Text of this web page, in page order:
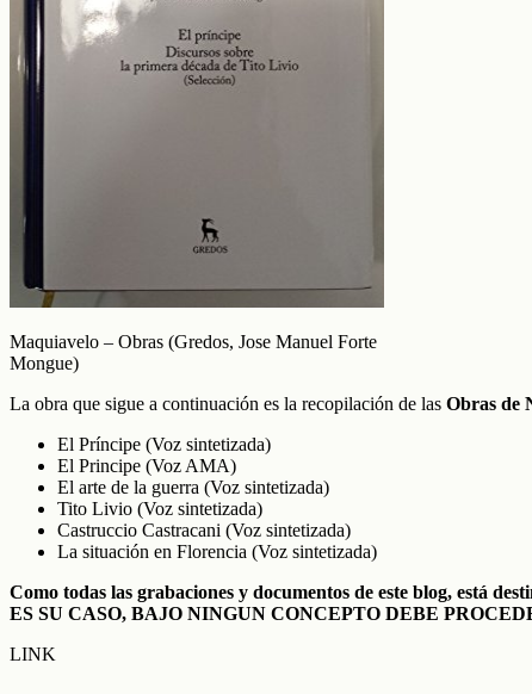
Maquiavelo – Obras (Gredos, Jose Manuel Forte
Mongue)
La obra que sigue a continuación es la recopilación de las Obras de
El Príncipe (Voz sintetizada)
El Principe (Voz AMA)
El arte de la guerra (Voz sintetizada)
Tito Livio (Voz sintetizada)
Castruccio Castracani (Voz sintetizada)
La situación en Florencia (Voz sintetizada)
Como todas las grabaciones y documentos de este blog, está
ES SU CASO, BAJO NINGUN CONCEPTO DEBE
LINK